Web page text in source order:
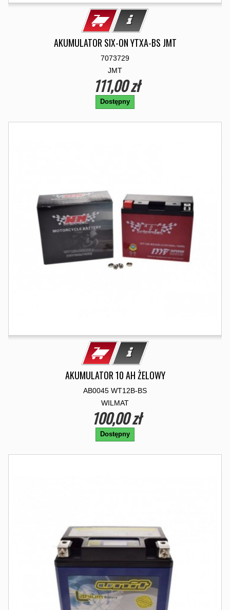
AKUMULATOR SIX-ON YTXA-BS JMT
7073729
JMT
111,00 zł
Dostępny
AKUMULATOR 10 AH ŻELOWY
AB0045 WT12B-BS
WILMAT
100,00 zł
Dostępny